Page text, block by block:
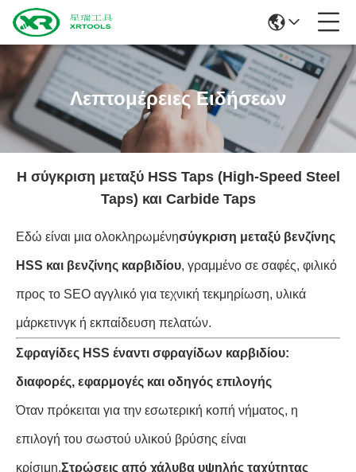
Λεπτομέρειες Ειδήσεων
Η σύγκριση μεταξύ HSS Taps (High-Speed Steel
Taps) και Carbide Taps
Εδώ είναι μια ολοκληρωμένησύγκριση μεταξύ βενζίνης
HSS και βενζίνης καρβιδίου, γραμμένο σε σαφές, φιλικό
προς το SEO αγγλικό για τεχνική τεκμηρίωση, υλικά
μάρκετινγκ ή εκπαίδευση πελατών.
Σφραγίδες HSS έναντι σφραγίδων καρβιδίου:
διαφορές, εφαρμογές και οδηγός επιλογής
Όταν πρόκειται για την εσωτερική κοπή νήματος, η
επιλογή του σωστού υλικού βρύσης είναι
κρίσιμη.Στρώσεις από χάλυβα υψηλής ταχύτητας